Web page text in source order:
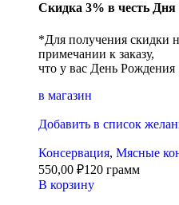
Скидка 3% в честь
*Для получения скидки
примечании к заказу,
что у вас День Рождения
в магазин
Добавить в список
Консервация, Мясные
550,00 ₽120 грамм
В корзину